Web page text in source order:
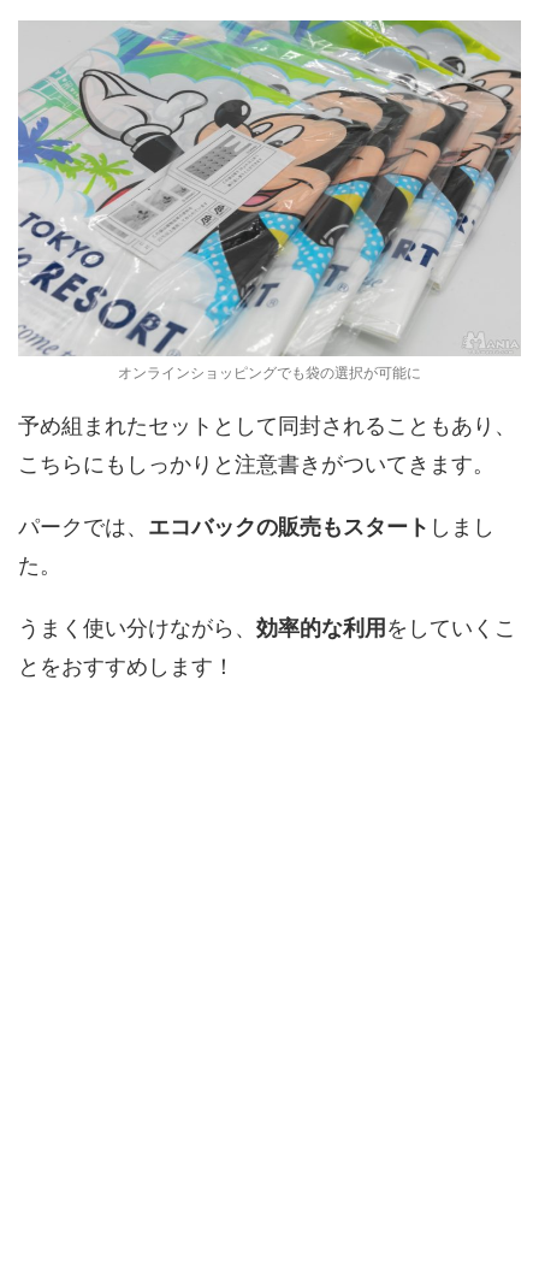
オンラインショッピングでも袋の選択が可能に
予め組まれたセットとして同封されることもあり、
こちらにもしっかりと注意書きがついてきます。
パークでは、 エコバックの販売もスタート しまし
た。
うまく使い分けながら、 効率的な利用 をしていくこ
とをおすすめします！